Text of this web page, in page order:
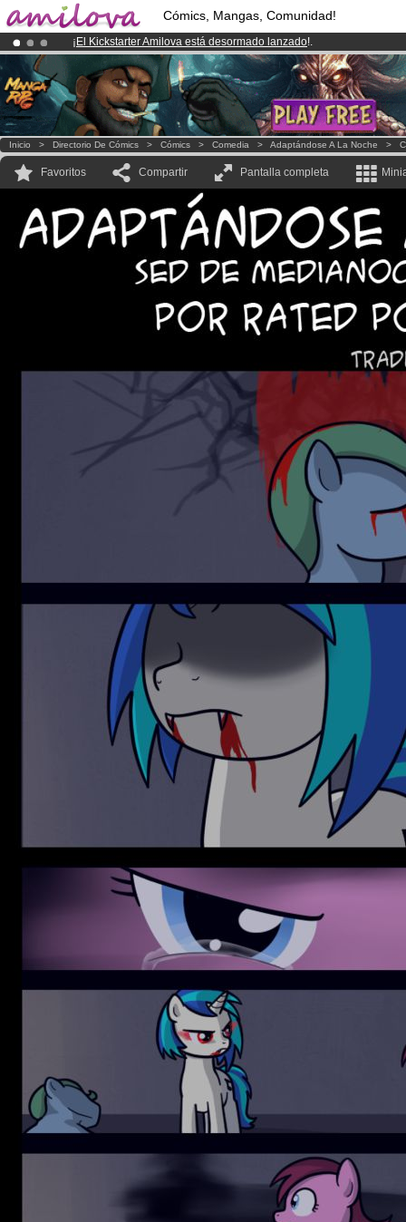
Cómics, Mangas, Comunidad!
¡ El Kickstarter Amilova está desormado lanzado!.
¡Ya tenemos 100000miembrosy 1000Cómics y Mangas!.
¡Conviertete en Premium por3.95 euros al mes!Hazte Premium ya
Inicio > Directorio De Cómics > Cómics > Comedia > Adaptándose A La Noche >
Favoritos Compartir Pantalla completa